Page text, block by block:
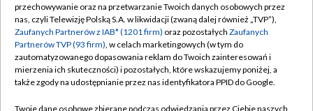
Abonament TVP
Emisja w TVP
Centrum informacji TVP
Naziemna Telewizja Cyfrowa
Regulamin TVP
Polityka prywatności
Moje zgody
Pomoc
przechowywanie oraz na przetwarzanie Twoich danych osobowych przez
nas, czyli Telewizję Polską S.A. w likwidacji (zwaną dalej również „TVP”),
Zaufanych Partnerów z IAB* (1201 firm) oraz pozostałych Zaufanych
Partnerów TVP (93 firm), w celach marketingowych (w tym do
zautomatyzowanego dopasowania reklam do Twoich zainteresowań i
mierzenia ich skuteczności) i pozostałych, które wskazujemy poniżej, a
także zgody na udostępnianie przez nas identyfikatora PPID do Google.
Twoje dane osobowe zbierane podczas odwiedzania przez Ciebie naszych